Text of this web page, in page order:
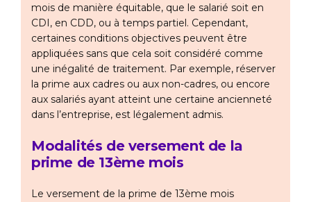
mois de manière équitable, que le salarié soit en
CDI, en CDD, ou à temps partiel. Cependant,
certaines conditions objectives peuvent être
appliquées sans que cela soit considéré comme
une inégalité de traitement. Par exemple, réserver
la prime aux cadres ou aux non-cadres, ou encore
aux salariés ayant atteint une certaine ancienneté
dans l’entreprise, est légalement admis.
Modalités de versement de la
prime de 13ème mois
Le versement de la prime de 13ème mois